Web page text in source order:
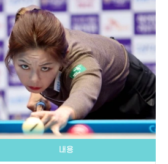
내용